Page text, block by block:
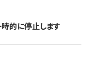
的に停止します